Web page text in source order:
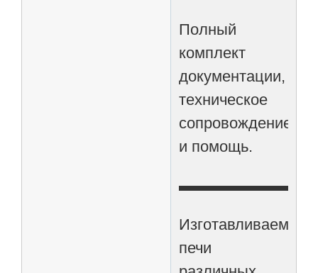
Полный
комплект
документации,
техническое
сопровождение
и помощь.
Изготавливаем
печи